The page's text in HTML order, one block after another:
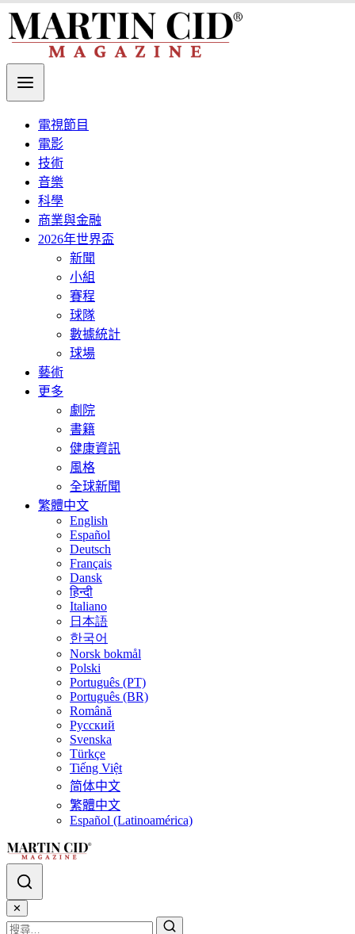
電視節目
電影
技術
音樂
科學
商業與金融
2026年世界盃
新聞
小組
賽程
球隊
數據統計
球場
藝術
更多
劇院
書籍
健康資訊
風格
全球新聞
繁體中文
English
Español
Deutsch
Français
Dansk
हिन्दी
Italiano
日本語
한국어
Norsk bokmål
Polski
Português (PT)
Português (BR)
Română
Русский
Svenska
Türkçe
Tiếng Việt
简体中文
繁體中文
Español (Latinoamérica)
✕